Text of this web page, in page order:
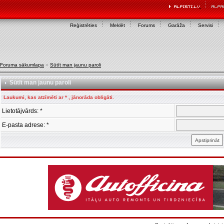
Reģistrēties Meklēt Forums Garāža Servisi
Foruma sākumlapa » Sūtīt man jaunu paroli
Sūtīt man jaunu paroli
Laukumi, kas atzīmēti ar * , jānorāda obligāti.
Lietotājvārds: *
E-pasta adrese: *